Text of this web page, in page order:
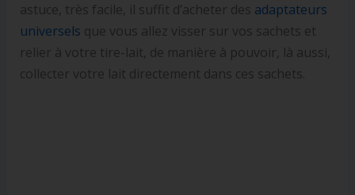
astuce, très facile, il suffit d’acheter des adaptateurs
universels que vous allez visser sur vos sachets et
relier à votre tire-lait, de manière à pouvoir, là aussi,
collecter votre lait directement dans ces sachets.